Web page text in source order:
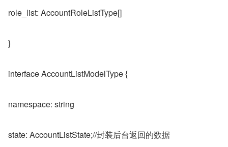
role_list: AccountRoleListType[]
}
interface AccountListModelType {
namespace: string
state: AccountListState;//封装后台返回的数据